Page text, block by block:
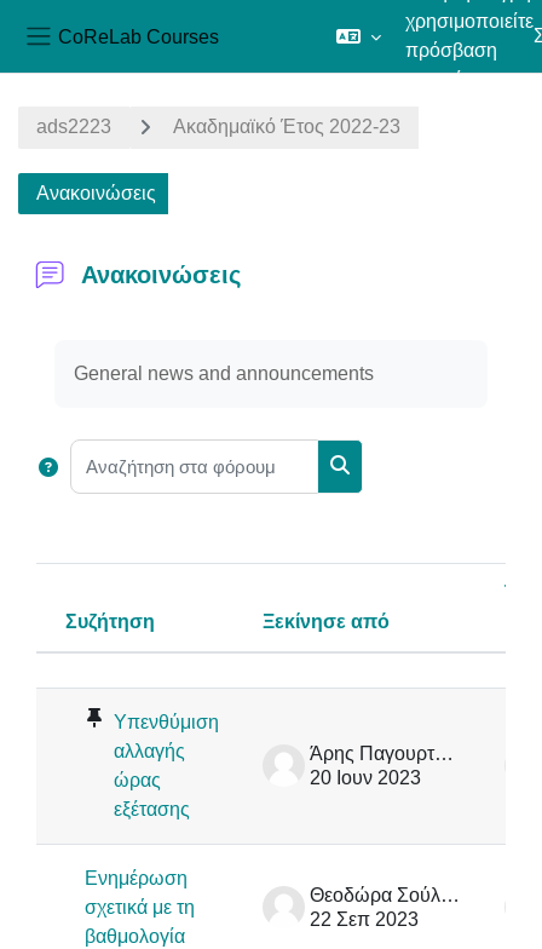
CoReLab Courses
χρησιμοποιείτε
πρόσβαση
επισκέπτη
ads2223 Ακαδημαϊκό Έτος 2022-23
Ανακοινώσεις
Ανακοινώσεις
General news and announcements
Αναζήτηση στα φόρουμ
Αναζήτηση στα φόρουμ
Κατάσταση
Συζήτηση Ξεκίνησε από
Υπενθύμιση
αλλαγής
ώρας
εξέτασης
Άρης Παγουρτζής
20 Ιουν 2023
Ενημέρωση
σχετικά με τη
βαθμολογία
Θεοδώρα Σούλιου
22 Σεπ 2023